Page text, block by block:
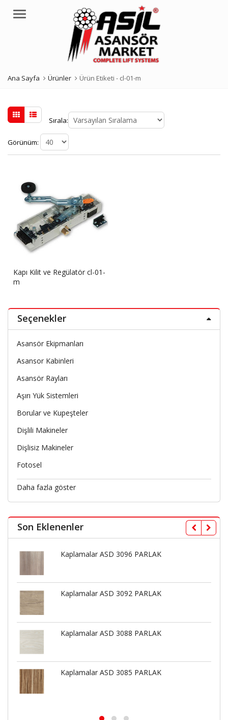
Menü
Ana Sayfa Ürünler Ürün Etiketi - cl-01-m
Sırala:
Görünüm:
Kapı Kilit ve Regülatör cl-01-
m
Seçenekler
Asansör Ekipmanları
Asansor Kabinleri
Asansör Rayları
Aşırı Yük Sistemleri
Borular ve Kupeşteler
Dişlili Makineler
Dişlisiz Makineler
Fotosel
Daha fazla göster
Son Eklenenler
Kaplamalar ASD 3096 PARLAK
Kaplamalar ASD 3092 PARLAK
Kaplamalar ASD 3088 PARLAK
Kaplamalar ASD 3085 PARLAK